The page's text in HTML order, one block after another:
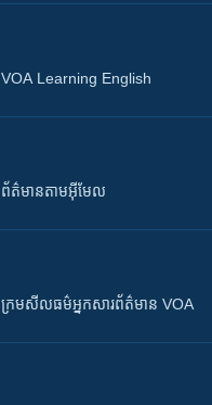
VOA Learning English
ព័ត៌មាន​តាម​អ៊ីមែល
ក្រម​​​សីលធម៌​​​អ្នក​​​សារព័ត៌មាន VOA